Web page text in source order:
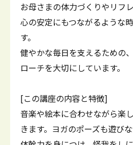
お母さまの体力づくりやリフ
心の安定にもつながるような
す。
健やかな毎日を支えるための
ローチを大切にしています。
[この講座の内容と特徴]
音楽や絵本に合わせながら楽
きます。ヨガのポーズも遊び